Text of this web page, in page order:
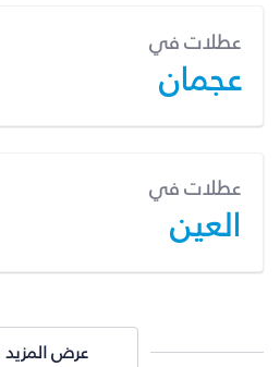
عطلات في
عجمان
عطلات في
العين
عرض المزيد